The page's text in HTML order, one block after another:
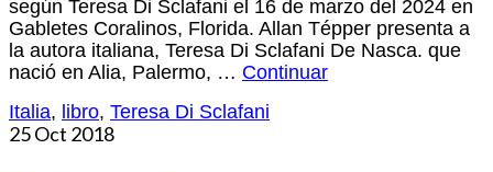
según Teresa Di Sclafani el 16 de marzo del 2024 en
Gabletes Coralinos, Florida. Allan Tépper presenta a
la autora italiana, Teresa Di Sclafani De Nasca. que
nació en Alia, Palermo, … Continuar
Italia, libro, Teresa Di Sclafani
25Oct 2018